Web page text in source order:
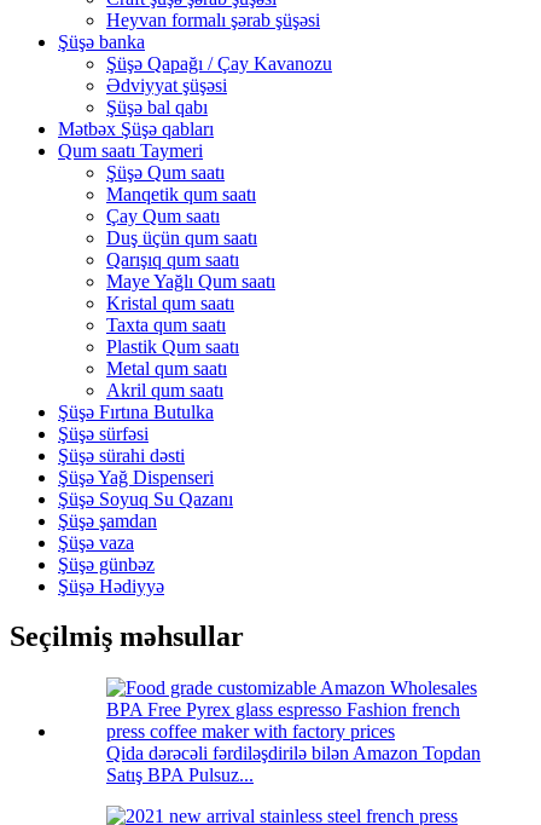
Heyvan formalı şərab şüşəsi
Şüşə banka
Şüşə Qapağı / Çay Kavanozu
Ədviyyat şüşəsi
Şüşə bal qabı
Mətbəx Şüşə qabları
Qum saatı Taymeri
Şüşə Qum saatı
Manqetik qum saatı
Çay Qum saatı
Duş üçün qum saatı
Qarışıq qum saatı
Maye Yağlı Qum saatı
Kristal qum saatı
Taxta qum saatı
Plastik Qum saatı
Metal qum saatı
Akril qum saatı
Şüşə Fırtına Butulka
Şüşə sürfəsi
Şüşə sürahi dəsti
Şüşə Yağ Dispenseri
Şüşə Soyuq Su Qazanı
Şüşə şamdan
Şüşə vaza
Şüşə günbəz
Şüşə Hədiyyə
Seçilmiş məhsullar
Qida dərəcəli fərdiləşdirilə bilən Amazon Topdan
Satış BPA Pulsuz...